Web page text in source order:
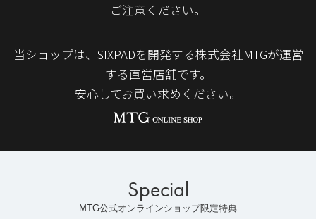
ご注意ください。
当ショップは、SIXPADを開発する株式会社MTGが運営
する直営店舗です。
安心してお買い求めください。
Special
MTG公式オンラインショップ限定特典